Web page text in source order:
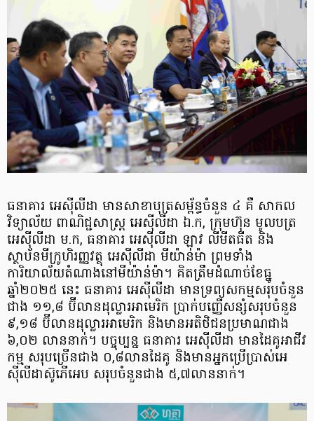
ធនាគារ អេស៊ីលីដា មានសាខាបុត្រសម្ព័ន្ធចំនួន ៤ គឺ សាកល
វិទ្យាល័យ ពាណិជ្ជសាស្ត្រ អេស៊ីលីដា ឯ.ក, ក្រុមហ៊ុន មូលបត្រ
អេស៊ីលីដា ម.ក, ធនាគារ អេស៊ីលីដា ឡាវ លីមីតធីត និង
ស្ថាប័ន​មីក្រូហិរញ្ញវត្ថុ អេស៊ីលីដា មីយ៉ាន់ម៉ា ព្រមទាំង
ការិយាល័យតំណាងនៅមីយ៉ាន់ម៉ា។ គិតត្រឹមដំណាច់ខែធ្នូ
ឆ្នាំ២០២៥ នេះ ធនាគារ អេស៊ីលីដា មានទ្រព្យសកម្មសរុបចំនួន
ជាង ១១,៨ ប៊ីលានដុល្លារអាមេរិក ប្រាក់បញ្ញើសន្សំសរុបចំនួន
៩,១៨​ ប៊ីលានដុល្លារអាមេរិក និងមានអតិថិជនប្រមាណជាង
៦,០២ លាននាក់។ បច្ចុប្បន្ន ធនាគារ អេស៊ីលីដា មានដៃគូអាជីវ
កម្ម សរុបច្រើនជាង ០,៨លានដៃគូ និងមានអ្នកប្រើប្រាស់អេ
ស៊ីលីដាស៊ូភើអេប សរុបចំនួនជាង ៥,៧លាននាក់។